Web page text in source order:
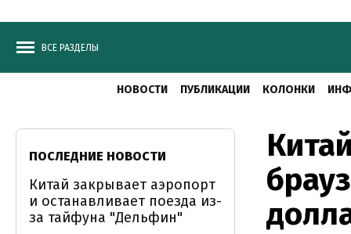
ВСЕ РАЗДЕЛЫ
НОВОСТИ ПУБЛИКАЦИИ КОЛОНКИ
ПОСЛЕДНИЕ НОВОСТИ
Китай закрывает аэропорт
и останавливает поезда из-
за тайфуна "Дельфин"